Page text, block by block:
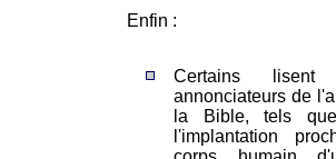
Enfin :
Certains
annonciateurs de
la Bible, tels
l'implantation